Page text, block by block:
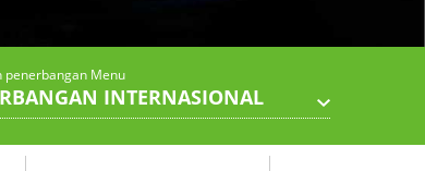
penerbangan Menu
INTERNASIONAL